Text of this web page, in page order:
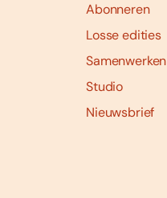
Abonneren
Losse edities
Samenwerken
Studio
Nieuwsbrief